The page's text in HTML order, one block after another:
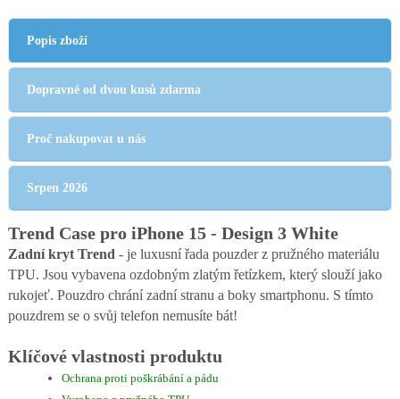
Popis zboží
Dopravné od dvou kusů zdarma
Proč nakupovat u nás
Srpen 2026
Trend Case pro iPhone 15 - Design 3 White
Zadní kryt Trend - je luxusní řada pouzder z pružného materiálu
TPU. Jsou vybavena ozdobným zlatým řetízkem, který slouží jako
rukojeť. Pouzdro chrání zadní stranu a boky smartphonu. S tímto
pouzdrem se o svůj telefon nemusíte bát!
Klíčové vlastnosti produktu
Ochrana proti poškrábání a pádu